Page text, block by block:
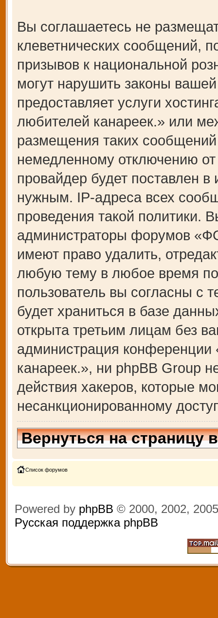
Вы соглашаетесь не
клеветнических сообщений,
призывов к национальной
могут нарушить законы
предоставляет услуги
любителей канареек.» или
размещения таких
немедленному отключению
провайдер будет поставлен
нужным. IP-адреса всех
проведения такой политики.
администраторы форумов
имеют право удалить,
любую тему в любое время
пользователь вы согласны с
будет храниться в базе
открыта третьим лицам без
администрация
канареек.», ни phpBB Group
действия хакеров, которые
несанкционированному
Вернуться на страницу
Список форумов
Powered by phpBB © 2000, 2002,
Русская поддержка phpBB